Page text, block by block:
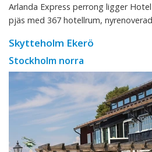
Arlanda Express perrong ligger
pjäs med 367 hotellrum,
Skytteholm Ekerö
Stockholm norra